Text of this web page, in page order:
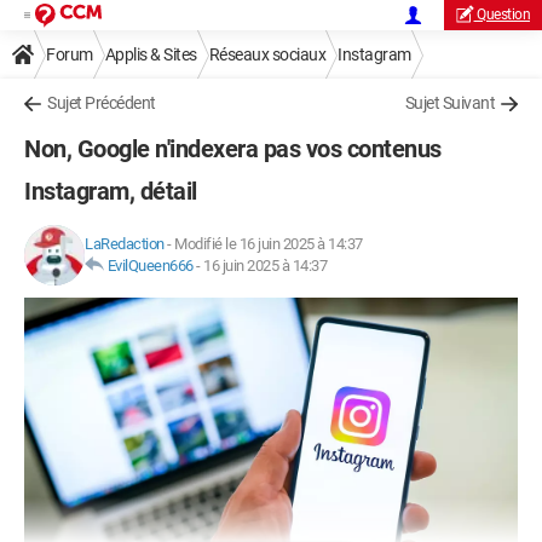
Question
Forum Applis & Sites Réseaux sociaux Instagram
Sujet Précédent Sujet Suivant
Non, Google n'indexera pas vos contenus
Instagram, détail
LaRedaction- Modifié le 16 juin 2025 à 14:37
EvilQueen666- 16 juin 2025 à 14:37